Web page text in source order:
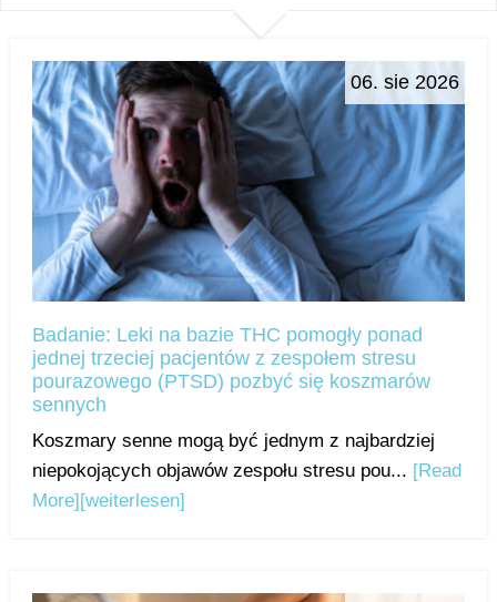
06. sie 2026
Badanie: Leki na bazie THC pomogły ponad
jednej trzeciej pacjentów z zespołem stresu
pourazowego (PTSD) pozbyć się koszmarów
sennych
Koszmary senne mogą być jednym z najbardziej
niepokojących objawów zespołu stresu pou... [Read
More] [weiterlesen]